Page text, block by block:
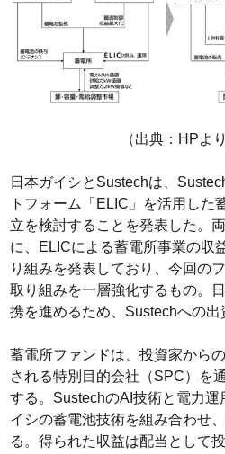
（出典：HPより
日本ガイシとSustechは、
トフォーム「ELIC」を活用した
立を検討することを発表した。
に、ELICによる蓄電所事業の収
り組みを発表しており、今回の
取り組みを一層強化するもの。
携を進めるため、Sustechへの出
蓄電所ファンドは、投資家から
される特別目的会社（SPC）を
する。SustechのAI技術と電力運
イシの蓄電池技術を組み合わせ
る。得られた収益は配当として